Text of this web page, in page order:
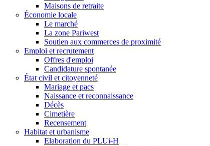
Maisons de retraite
Économie locale
Le marché
La zone Pariwest
Soutien aux commerces de proximité
Emploi et recrutement
Offres d'emploi
Candidature spontanée
État civil et citoyenneté
Mariage et pacs
Naissance et reconnaissance
Décès
Cimetière
Recensement
Habitat et urbanisme
Elaboration du PLUi-H